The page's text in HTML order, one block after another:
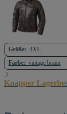
Größe: 4XL
Farbe: vintage braun
Knapper